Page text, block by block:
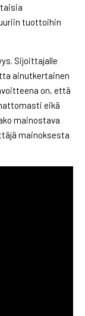
tuottoihin
Sijoittajalle
ainutkertainen
on, että
eikä
mainostava
mainoksesta